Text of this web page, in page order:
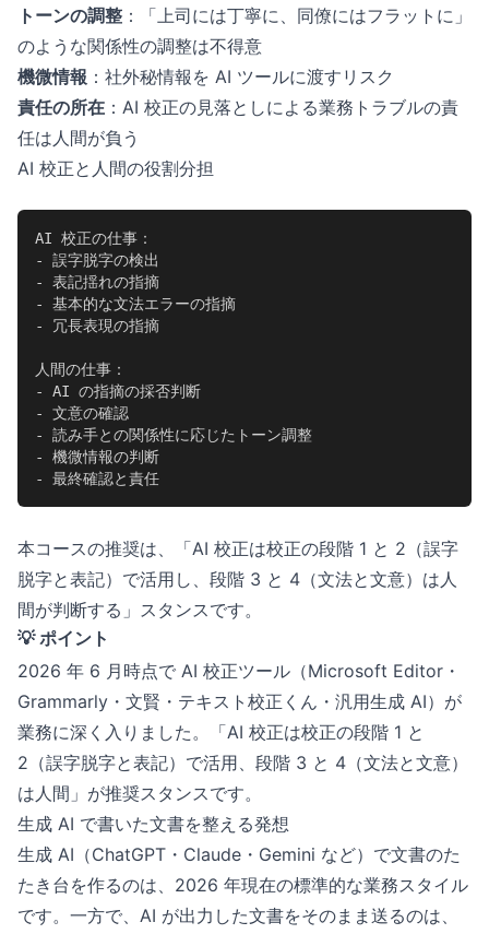
トーンの調整 ：「上司には丁寧に、同僚にはフラットに」
のような関係性の調整は不得意
機微情報 ：社外秘情報を AI ツールに渡すリスク
責任の所在 ：AI 校正の見落としによる業務トラブルの責
任は人間が負う
AI 校正と人間の役割分担
AI 校正の仕事：
- 誤字脱字の検出
- 表記揺れの指摘
- 基本的な文法エラーの指摘
- 冗長表現の指摘
人間の仕事：
- AI の指摘の採否判断
- 文意の確認
- 読み手との関係性に応じたトーン調整
- 機微情報の判断
- 最終確認と責任
本コースの推奨は、「AI 校正は校正の段階 1 と 2（誤字
脱字と表記）で活用し、段階 3 と 4（文法と文意）は人
間が判断する」スタンスです。
💡 ポイント
2026 年 6 月時点で AI 校正ツール（Microsoft Editor・
Grammarly・文賢・テキスト校正くん・汎用生成 AI）が
業務に深く入りました。「AI 校正は校正の段階 1 と
2（誤字脱字と表記）で活用、段階 3 と 4（文法と文意）
は人間」が推奨スタンスです。
生成 AI で書いた文書を整える発想
生成 AI（ChatGPT・Claude・Gemini など）で文書のた
たき台を作るのは、2026 年現在の標準的な業務スタイル
です。一方で、AI が出力した文書をそのまま送るのは、